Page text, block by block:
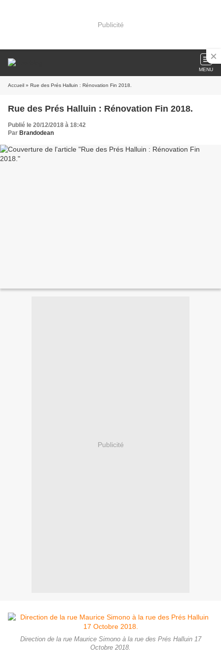
Publicité
MENU
Accueil » Rue des Prés Halluin : Rénovation Fin 2018.
Rue des Prés Halluin : Rénovation Fin 2018.
Publié le 20/12/2018 à 18:42
Par Brandodean
Publicité
Direction de la rue Maurice Simono à la rue des Prés Halluin 17
Octobre 2018.